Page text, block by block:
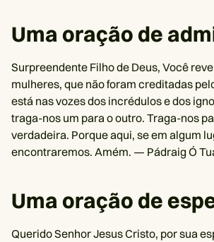
Uma oração de
Surpreendente Filho de Deus, Você
mulheres, que não foram creditadas
está nas vozes dos incrédulos e dos
traga-nos um para o outro. Traga-nos
verdadeira. Porque aqui, se em algum
encontraremos. Amém. — Pádraig Ó
Uma oração de
Querido Senhor Jesus Cristo, por sua